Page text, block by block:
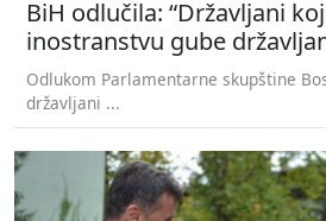
BiH odlučila: “Državljani
inostranstvu gube
Odlukom Parlamentarne skupštine
državljani ...